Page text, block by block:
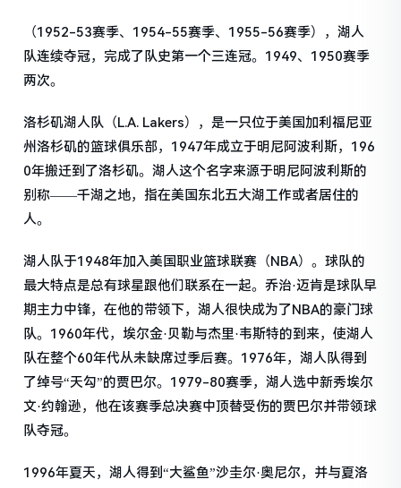
（1952-53赛季、1954-55赛季、1955-56赛季），湖人
队连续夺冠，完成了队史第一个三连冠。1949、1950赛季
两次。
洛杉矶湖人队（L.A. Lakers），是一只位于美国加利福尼亚
州洛杉矶的篮球俱乐部，1947年成立于明尼阿波利斯，196
0年搬迁到了洛杉矶。湖人这个名字来源于明尼阿波利斯的
别称——千湖之地，指在美国东北五大湖工作或者居住的
人。
湖人队于1948年加入美国职业篮球联赛（NBA）。球队的
最大特点是总有球星跟他们联系在一起。乔治·迈肯是球队早
期主力中锋，在他的带领下，湖人很快成为了NBA的豪门球
队。1960年代，埃尔金·贝勒与杰里·韦斯特的到来，使湖人
队在整个60年代从未缺席过季后赛。1976年，湖人队得到
了绰号“天勾”的贾巴尔。1979-80赛季，湖人选中新秀埃尔
文·约翰逊，他在该赛季总决赛中顶替受伤的贾巴尔并带领球
队夺冠。
1996年夏天，湖人得到“大鲨鱼”沙圭尔·奥尼尔，并与夏洛